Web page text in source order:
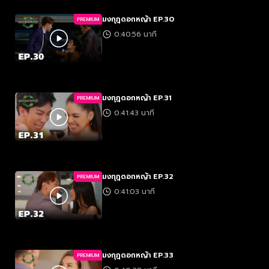
PREMIUM มงกุฎดอกหญ้า EP.30
0:40:56 นาที
PREMIUM มงกุฎดอกหญ้า EP.31
0:41:43 นาที
PREMIUM มงกุฎดอกหญ้า EP.32
0:41:03 นาที
PREMIUM มงกุฎดอกหญ้า EP.33